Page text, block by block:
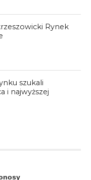
Rynek
szukali
i najwyższej